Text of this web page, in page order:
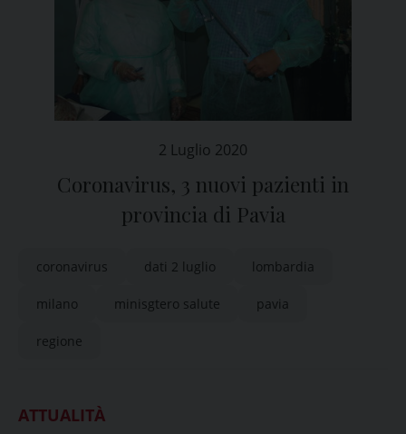
2 Luglio 2020
Coronavirus, 3 nuovi pazienti in
provincia di Pavia
coronavirus dati 2 luglio lombardia
milano minisgtero salute pavia
regione
ATTUALITÀ